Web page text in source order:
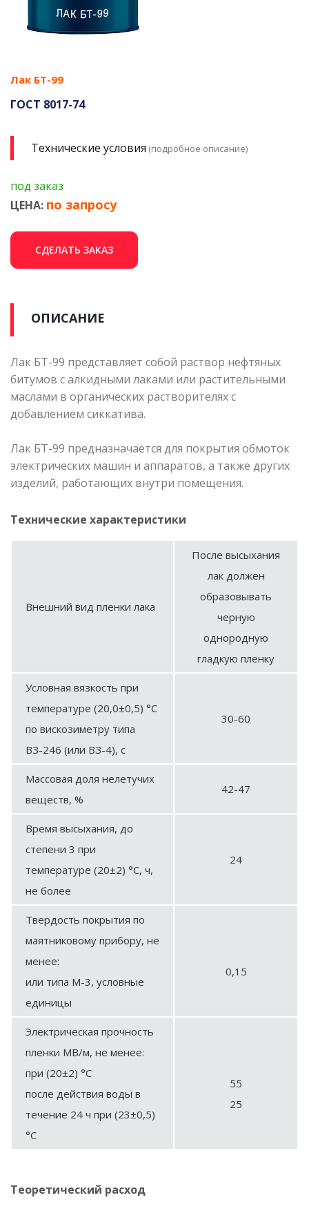
Лак БТ-99
ГОСТ 8017-74
Технические условия (подробное описание)
под заказ
ЦЕНА: по запросу
СДЕЛАТЬ ЗАКАЗ
ОПИСАНИЕ
Лак БТ-99 представляет собой раствор нефтяных
битумов с алкидными лаками или растительными
маслами в органических растворителях с
добавлением сиккатива.
Лак БТ-99 предназначается для покрытия обмоток
электрических машин и аппаратов, а также других
изделий, работающих внутри помещения.
Технические характеристики
Внешний вид пленки лака
После высыхания
лак должен
образовывать
черную
однородную
гладкую пленку
Условная вязкость при
температуре (20,0±0,5) °С
по вискозиметру типа
ВЗ-246 (или ВЗ-4), с
30-60
Массовая доля нелетучих
веществ, %
42-47
Время высыхания, до
степени 3 при
температуре (20±2) °С, ч,
не более
24
Твердость покрытия по
маятниковому прибору, не
менее:
или типа М-3, условные
единицы
0,15
Электрическая прочность
пленки МВ/м, не менее:
при (20±2) °С
после действия воды в
течение 24 ч при (23±0,5)
°С
55
25
Теоретический расход